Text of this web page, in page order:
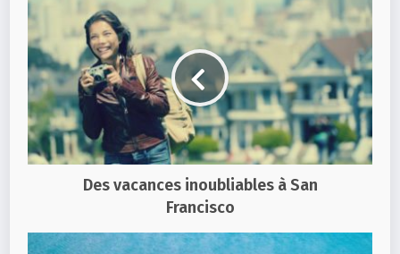
Des vacances inoubliables à San
Francisco